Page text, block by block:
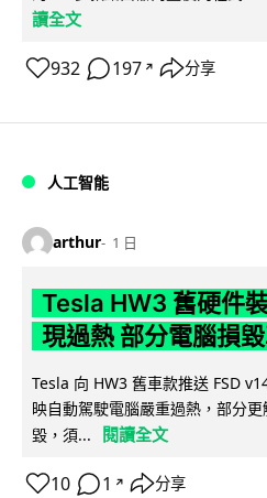
讀全文
932 197 ↗ 分享
人工智能
arthur 1 日
Tesla HW3 舊硬件
現過熱 部分電腦損
Tesla 向 HW3 舊車款推送 FSD
映自動駕駛電腦嚴重過熱，部分
毀，須...
閱讀全文
10 1 ↗ 分享